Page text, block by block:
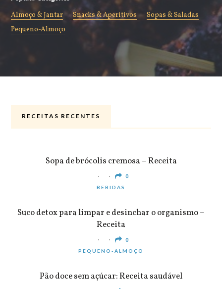
Almoço & Jantar Snacks & Aperitivos
Sopas & Saladas
Pequeno-Almoço
RECEITAS RECENTES
Sopa de brócolis cremosa – Receita
0
BEBIDAS
Suco detox para limpar e desinchar o organismo –
Receita
0
PEQUENO-ALMOÇO
Pão doce sem açúcar: Receita saudável